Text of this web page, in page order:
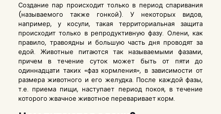
Создание пар происходит только в период спаривания
(называемого также гонкой). У некоторых видов,
например, у косули, такая территориальная защита
происходит только в репродуктивную фазу. Олени, как
правило, травоядны и большую часть дня проводят за
едой. Животные питаются так называемыми фазами,
причем в течение суток может быть от пяти до
одиннадцати таких «фаз кормления», в зависимости от
размера животного и его желудка. После каждой фазы,
т.е. приема пищи, наступает период покоя, в течение
которого жвачное животное переваривает корм.